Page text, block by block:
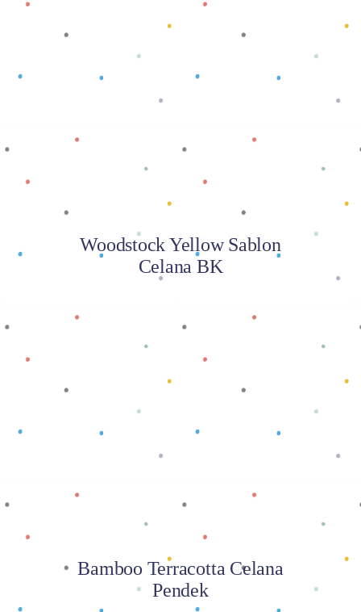
Woodstock Yellow Sablon
Celana BK
Baca selengkapnya
Bamboo Terracotta Celana
Pendek